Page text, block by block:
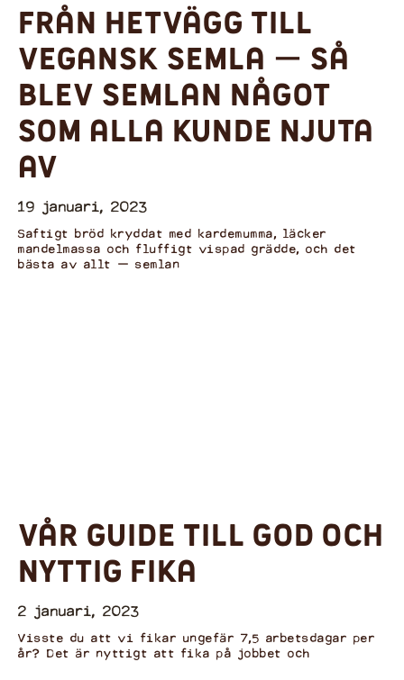
Från hetvägg till
vegansk semla ー så
blev semlan något
som alla kunde njuta
av
19 januari, 2023
Saftigt bröd kryddat med kardemumma, läcker
mandelmassa och fluffigt vispad grädde, och det
bästa av allt ー semlan
Vår guide till god och
nyttig fika
2 januari, 2023
Visste du att vi fikar ungefär 7,5 arbetsdagar per
år? Det är nyttigt att fika på jobbet och